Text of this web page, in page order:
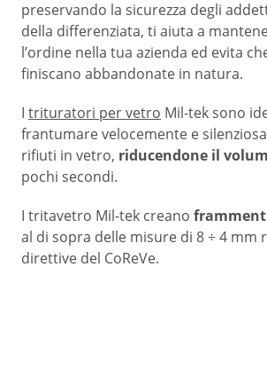
preservando la sicurezza degli
della differenziata, ti aiuta a
l’ordine nella tua azienda ed evita
finiscano abbandonate in natura.
I trituratori per vetro Mil-tek sono
frantumare velocemente e
rifiuti in vetro, riducendone il
pochi secondi.
I tritavetro Mil-tek creano
al di sopra delle misure di 8 ÷ 4 mm
direttive del CoReVe.